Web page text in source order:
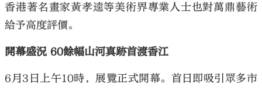
香港著名畫家黃孝逵等美術界專業人士也對萬鼎藝術
給予高度評價。
開幕盛況 60餘幅山河真跡首渡香江
6月3日上午10時，展覽正式開幕。首日即吸引眾多市